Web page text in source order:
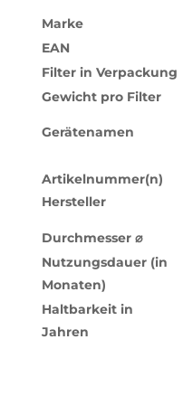
Marke
EAN
Filter in Verpackung
Gewicht pro Filter
Gerätenamen
Artikelnummer(n)
Hersteller
Durchmesser ⌀
Nutzungsdauer (in
Monaten)
Haltbarkeit in
Jahren